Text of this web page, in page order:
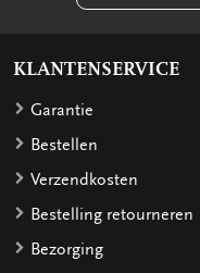
KLANTENSERVICE
Garantie
Bestellen
Verzendkosten
Bestelling retourneren
Bezorging